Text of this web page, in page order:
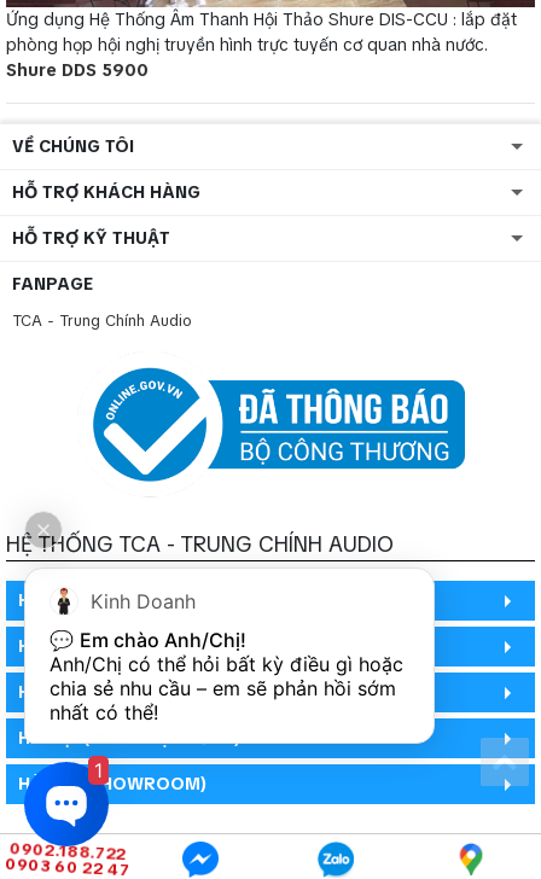
Ứng dụng Hệ Thống Âm Thanh Hội Thảo Shure DIS-CCU : lắp đặt
phòng họp hội nghị truyền hình trực tuyến cơ quan nhà nước.
Shure DDS 5900
VỀ CHÚNG TÔI
HỖ TRỢ KHÁCH HÀNG
HỖ TRỢ KỸ THUẬT
FANPAGE
TCA - Trung Chính Audio
HỆ THỐNG TCA - TRUNG CHÍNH AUDIO
HỒ CHÍ MINH
HỒ CHÍ MINH
HỒ CHÍ MINH (PHÒNG BẢO HÀNH)
HÀ NỘI (DEMO HỆ THỐNG)
HÀ NỘI (SHOWROOM)
0902.188.722
0903 60 22 47
Kinh Doanh
💬 Em chào Anh/Chị!
Anh/Chị có thể hỏi bất kỳ điều gì hoặc
chia sẻ nhu cầu – em sẽ phản hồi sớm
nhất có thể!
1